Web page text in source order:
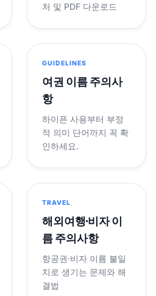
처 및 PDF 다운로드
GUIDELINES
여권 이름 주의사
항
하이픈 사용부터 부정
적 의미 단어까지 꼭 확
인하세요.
TRAVEL
해외여행·비자 이
름 주의사항
항공권·비자 이름 불일
치로 생기는 문제와 해
결법